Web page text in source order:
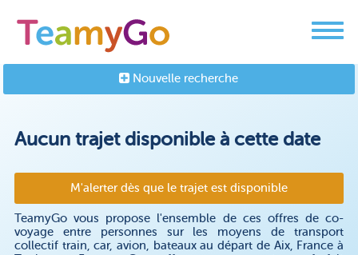
Nouvelle recherche
Aucun trajet disponible à cette date
M'alerter dès que le trajet est disponible
TeamyGo vous propose l'ensemble de ces offres de co-
voyage entre personnes sur les moyens de transport
collectif train, car, avion, bateaux au départ de Aix, France à